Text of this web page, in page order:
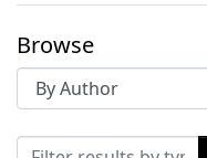
Browse
Browsing Tesis